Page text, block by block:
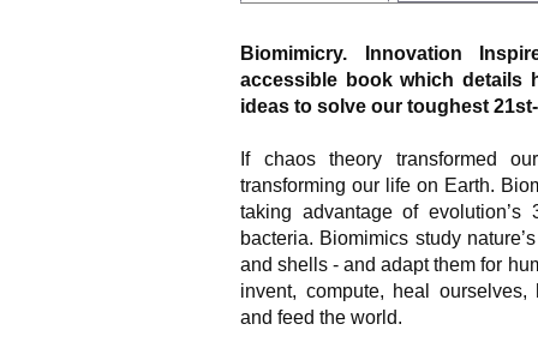
Biomimicry. Innovation
accessible book which details
ideas to solve our toughest
If chaos theory transformed
transforming our life on Earth.
taking advantage of
bacteria. Biomimics study
and shells - and adapt them for
invent, compute, heal
and feed the world.